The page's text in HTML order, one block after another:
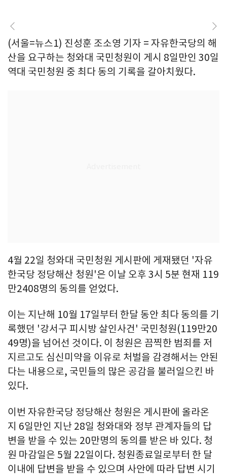
(서울=뉴스1) 진성훈 조소영 기자 = 자유한국당의 해
산을 요구하는 청와대 국민청원이 게시 8일만인 30일
역대 국민청원 중 최다 동의 기록을 갈아치웠다.
4월 22일 청와대 국민청원 게시판에 게재됐던 '자유
한국당 정당해산 청원'은 이날 오후 3시 5분 현재 119
만2408명의 동의를 얻었다.
이는 지난해 10월 17일부터 한달 동안 최다 동의를 기
록했던 '강서구 피시방 살인사건' 국민청원(119만20
49명)을 넘어선 것이다. 이 청원은 끔찍한 범죄를 저
지르고도 심신미약을 이유로 처벌을 감경해서는 안된
다는 내용으로, 국민들의 많은 공감을 불러일으킨 바
있다.
이번 자유한국당 정당해산 청원은 게시판에 올라온
지 6일만인 지난 28일 청와대와 정부 관계자들의 답
변을 받을 수 있는 20만명의 동의를 받은 바 있다. 청
원 마감일은 5월 22일이다. 청원종료일로부터 한 달
이내에 답변을 받을 수 있으며 사안에 따라 답변 시기